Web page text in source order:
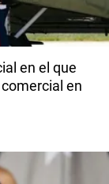
en el que
en